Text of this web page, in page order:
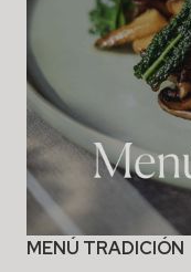
MENÚ TRADICIÓN